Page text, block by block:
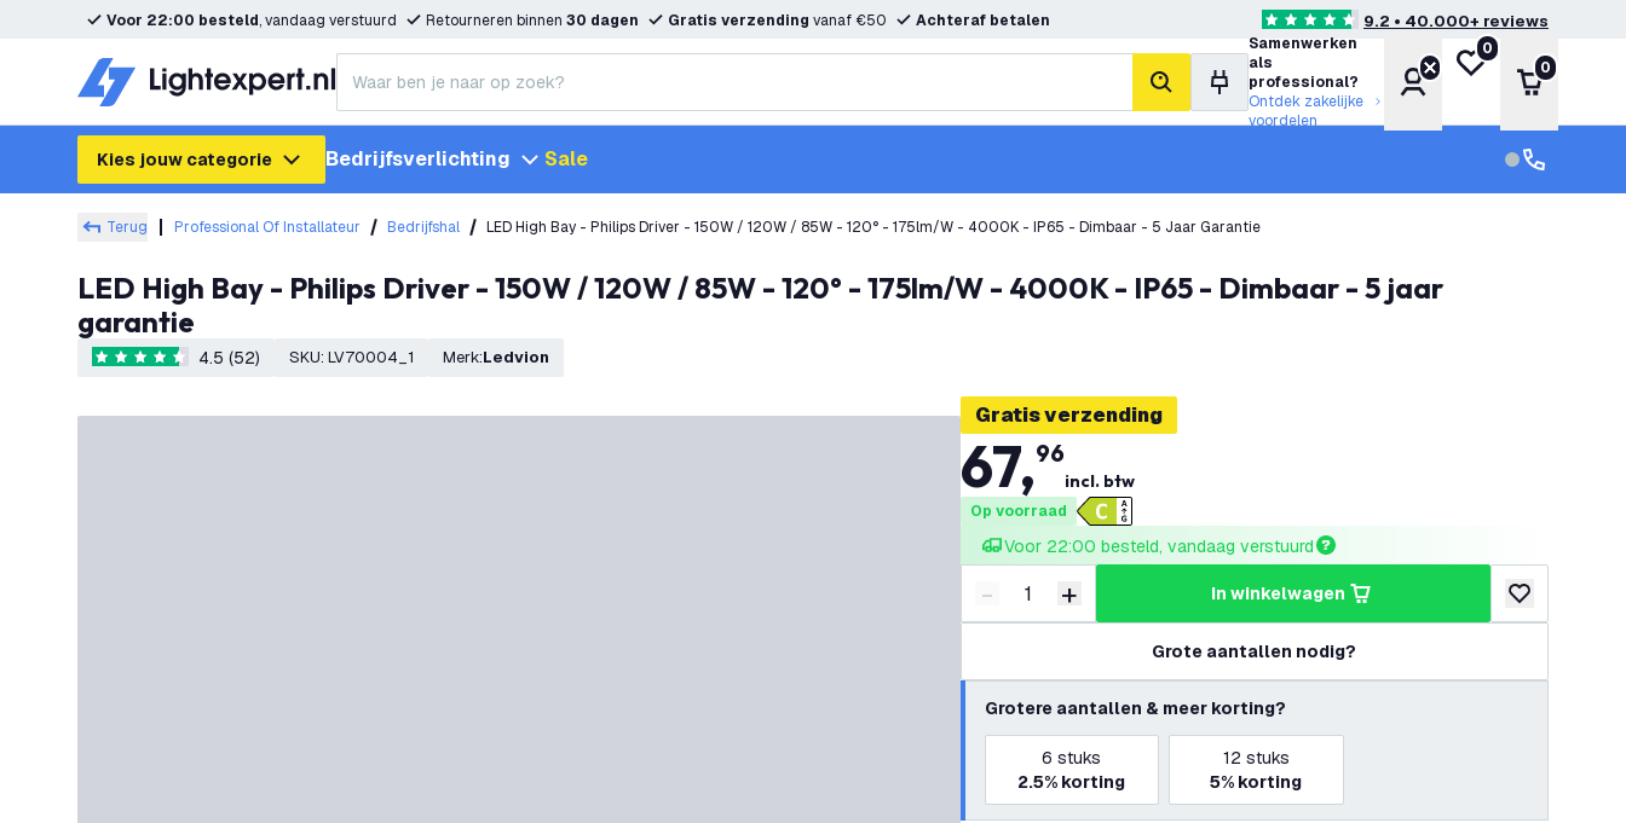
Voor 22:00 besteld, vandaag verstuurd Retourneren binnen 30 dagen Gratis verzending vanaf €50 Achteraf betalen 4.6 score sterren9.2 • 40.000+ reviews
zoeken
Samenwerken
als
professional?
Ontdek zakelijke
voordelen
Account
Mijn verlanglijst
0
0
Kies jouw categorie Bedrijfsverlichting Sale
Terug Professional Of Installateur Bedrijfshal LED High Bay - Philips Driver - 150W / 120W / 85W - 120° - 175lm/W - 4000K - IP65 - Dimbaar - 5 Jaar Garantie
LED High Bay - Philips Driver - 150W / 120W / 85W - 120° - 175lm/W - 4000K - IP65 - Dimbaar - 5 jaar
garantie
4.5 score sterren4.5 (52) SKU: LV70004_1 Merk: Ledvion
Gratis verzending
67,96
incl. btw
Op voorraad
Voor 22:00 besteld, vandaag verstuurd
Verminder hoeveelheid
- Verhoog hoeveelheid
+ in winkelwagen
toevoegen
Grote aantallen nodig?
Grotere aantallen & meer korting?
6 stuks
2.5% korting
12 stuks
5% korting